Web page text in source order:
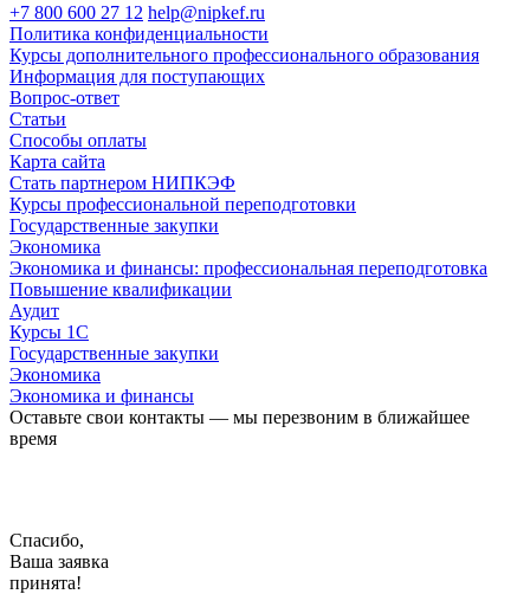
+7 800 600 27 12 help@nipkef.ru
Политика конфиденциальности
Курсы дополнительного профессионального образования
Информация для поступающих
Вопрос-ответ
Статьи
Способы оплаты
Карта сайта
Стать партнером НИПКЭФ
Курсы профессиональной переподготовки
Государственные закупки
Экономика
Экономика и финансы: профессиональная переподготовка
Повышение квалификации
Аудит
Курсы 1С
Государственные закупки
Экономика
Экономика и финансы
Оставьте свои контакты — мы перезвоним в ближайшее
время
Спасибо,
Ваша заявка
принята!